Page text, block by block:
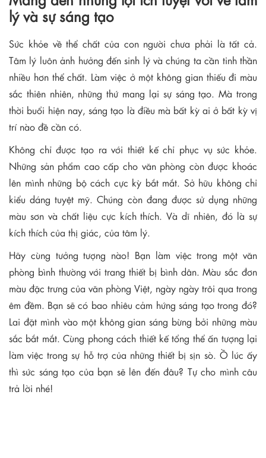
lý và sự sáng tạo
Sức khỏe về thể chất của con người chưa phải là tất cả.
Tâm lý luôn ảnh hưởng đến sinh lý và chúng ta cần tinh thần
nhiều hơn thể chất. Làm việc ở một không gian thiếu đi màu
sắc thiên nhiên, những thứ mang lại sự sáng tạo. Mà trong
thời buổi hiện nay, sáng tạo là điều mà bất kỳ ai ở bất kỳ vị
trí nào đề cần có.
Không chỉ được tạo ra với thiết kế chỉ phục vụ sức khỏe.
Những sản phẩm cao cấp cho văn phòng còn được khoác
lên mình những bộ cách cực kỳ bắt mắt. Sở hữu không chỉ
kiểu dáng tuyệt mỹ. Chúng còn đang được sử dụng những
màu sơn và chất liệu cực kích thích. Và dĩ nhiên, đó là sự
kích thích của thị giác, của tâm lý.
Hãy cùng tưởng tượng nào! Bạn làm việc trong một văn
phòng bình thường với trang thiết bị bình dân. Màu sắc đơn
màu đặc trưng của văn phòng Việt, ngày ngày trôi qua trong
êm đềm. Bạn sẽ có bao nhiêu cảm hứng sáng tạo trong đó?
Lai đặt mình vào một không gian sáng bừng bởi những màu
sắc bắt mắt. Cùng phong cách thiết kế tổng thể ấn tượng lại
làm việc trong sự hỗ trợ của những thiết bị sịn sò. Ồ lúc ấy
thì sức sáng tạo của bạn sẽ lên đến đâu? Tự cho mình câu
trả lời nhé!